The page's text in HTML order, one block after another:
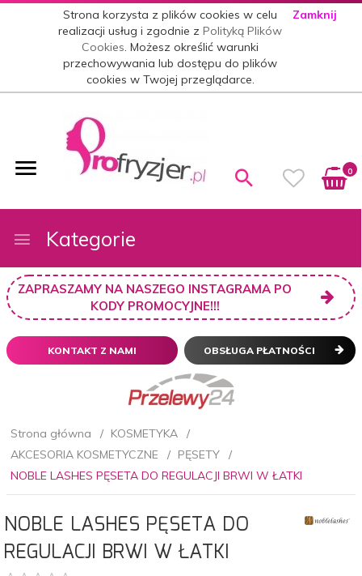
Strona korzysta z plików cookies w celu
realizacji usług i zgodnie zPolityką Plików
Cookies. Możesz określić warunki
przechowywania lub dostępu do plików
cookies w Twojej przeglądarce.
Zamknij
0
Kategorie
ZAPRASZAMY NA NASZEGO INSTAGRAMA PO
KODY PROMOCYJNE!!!
KONTAKT Z NAMI OBSŁUGA PŁATNOŚCI
Strona główna
KOSMETYKA
AKCESORIA KOSMETYCZNE
PĘSETY
NOBLE LASHES PĘSETA DO REGULACJI BRWI W ŁATKI
NOBLE LASHES PĘSETA DO
REGULACJI BRWI W ŁATKI